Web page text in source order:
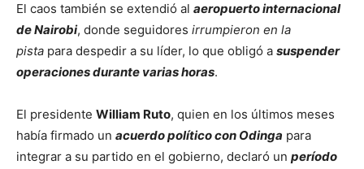
El caos también se extendió al aeropuerto internacional
de Nairobi, donde seguidores irrumpieron en la
pista para despedir a su líder, lo que obligó a suspender
operaciones durante varias horas.
El presidente William Ruto, quien en los últimos meses
había firmado un acuerdo político con Odinga para
integrar a su partido en el gobierno, declaró un período